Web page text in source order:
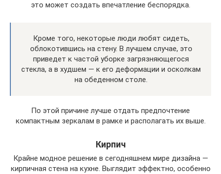
это может создать впечатление беспорядка.
Кроме того, некоторые люди любят сидеть,
облокотившись на стену. В лучшем случае, это
приведет к частой уборке загрязняющегося
стекла, а в худшем — к его деформации и осколкам
на обеденном столе.
По этой причине лучше отдать предпочтение
компактным зеркалам в рамке и располагать их выше.
Кирпич
Крайне модное решение в сегодняшнем мире дизайна —
кирпичная стена на кухне. Выглядит эффектно, особенно